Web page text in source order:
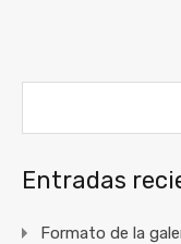
Entradas
Formato de la